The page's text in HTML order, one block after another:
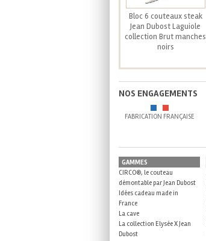
Bloc 6 couteaux steak
Jean Dubost Laguiole
collection Brut manches
noirs
NOS ENGAGEMENTS
FABRICATION FRANÇAISE
GAMMES
CIRCO®, le couteau
démontable par Jean Dubost
Idées cadeau made in
France
La cave
La collection Elysée X Jean
Dubost